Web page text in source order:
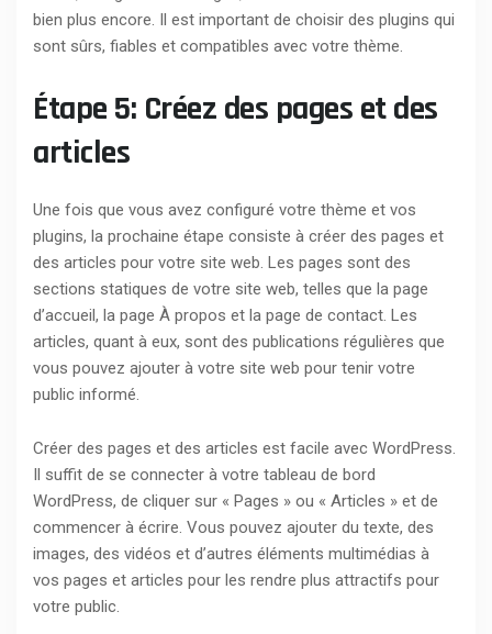
bien plus encore. Il est important de choisir des plugins qui
sont sûrs, fiables et compatibles avec votre thème.
Étape 5: Créez des pages et des
articles
Une fois que vous avez configuré votre thème et vos
plugins, la prochaine étape consiste à créer des pages et
des articles pour votre site web. Les pages sont des
sections statiques de votre site web, telles que la page
d’accueil, la page À propos et la page de contact. Les
articles, quant à eux, sont des publications régulières que
vous pouvez ajouter à votre site web pour tenir votre
public informé.
Créer des pages et des articles est facile avec WordPress.
Il suffit de se connecter à votre tableau de bord
WordPress, de cliquer sur « Pages » ou « Articles » et de
commencer à écrire. Vous pouvez ajouter du texte, des
images, des vidéos et d’autres éléments multimédias à
vos pages et articles pour les rendre plus attractifs pour
votre public.